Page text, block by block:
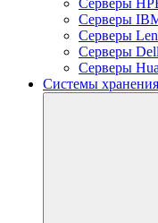
Серверы
Серверы
Серверы
Серверы Dell
Серверы
Системы